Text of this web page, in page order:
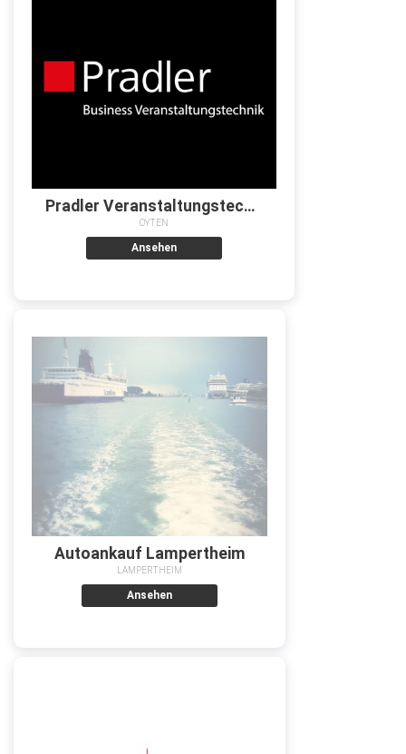
Pradler Veranstaltungstechnik Bremen
OYTEN
Ansehen
Autoankauf Lampertheim
LAMPERTHEIM
Ansehen